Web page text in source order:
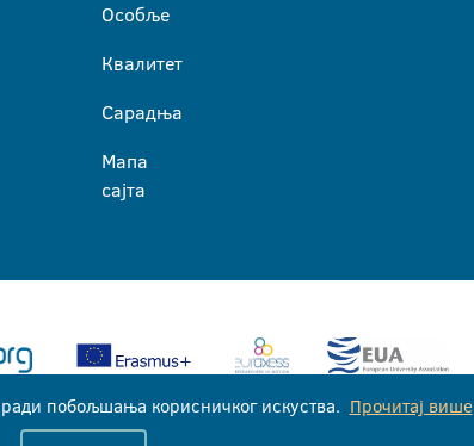
Особље
Квалитет
Сарадња
Мапа
сајта
побољшања корисничког искуства. Прочитај више